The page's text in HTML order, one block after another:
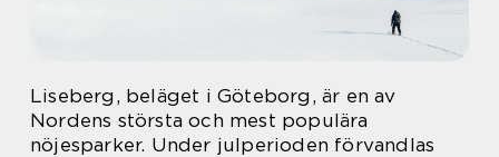
Liseberg, beläget i Göteborg, är en av
Nordens största och mest populära
nöjesparker. Under julperioden förvandlas